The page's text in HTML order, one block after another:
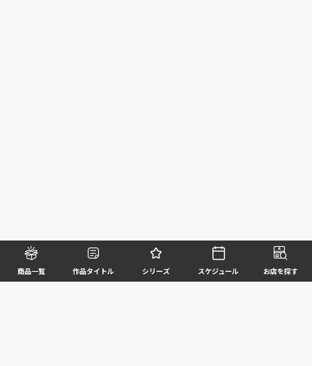
商品一覧 作品タイトル シリーズ スケジュール お店を探す